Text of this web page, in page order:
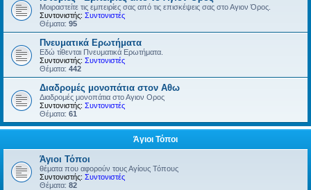
Μοιραστείτε τις εμπειρίες σας από τις επισκέψεις σας στο Αγιον Όρος.
Συντονιστής: Συντονιστές
Θέματα: 95
Πνευματικά Ερωτήματα
Εδώ τίθενται Πνευματικά Ερωτήματα.
Συντονιστής: Συντονιστές
Θέματα: 442
Διαδρομές μονοπάτια στον Αθω
Διαδρομές μονοπάτια στο Αγιον Ορος
Συντονιστής: Συντονιστές
Θέματα: 61
Άγιοι Τόποι
Άγιοι Τόποι
θέματα που αφορούν τους Αγίους Τόπους
Συντονιστής: Συντονιστές
Θέματα: 82